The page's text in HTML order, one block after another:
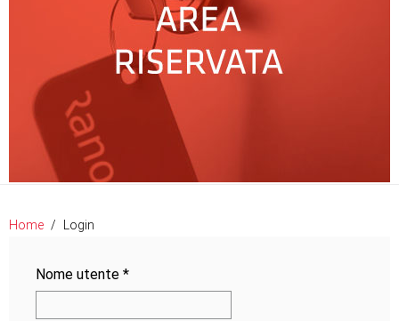
Home Login
Nome utente *